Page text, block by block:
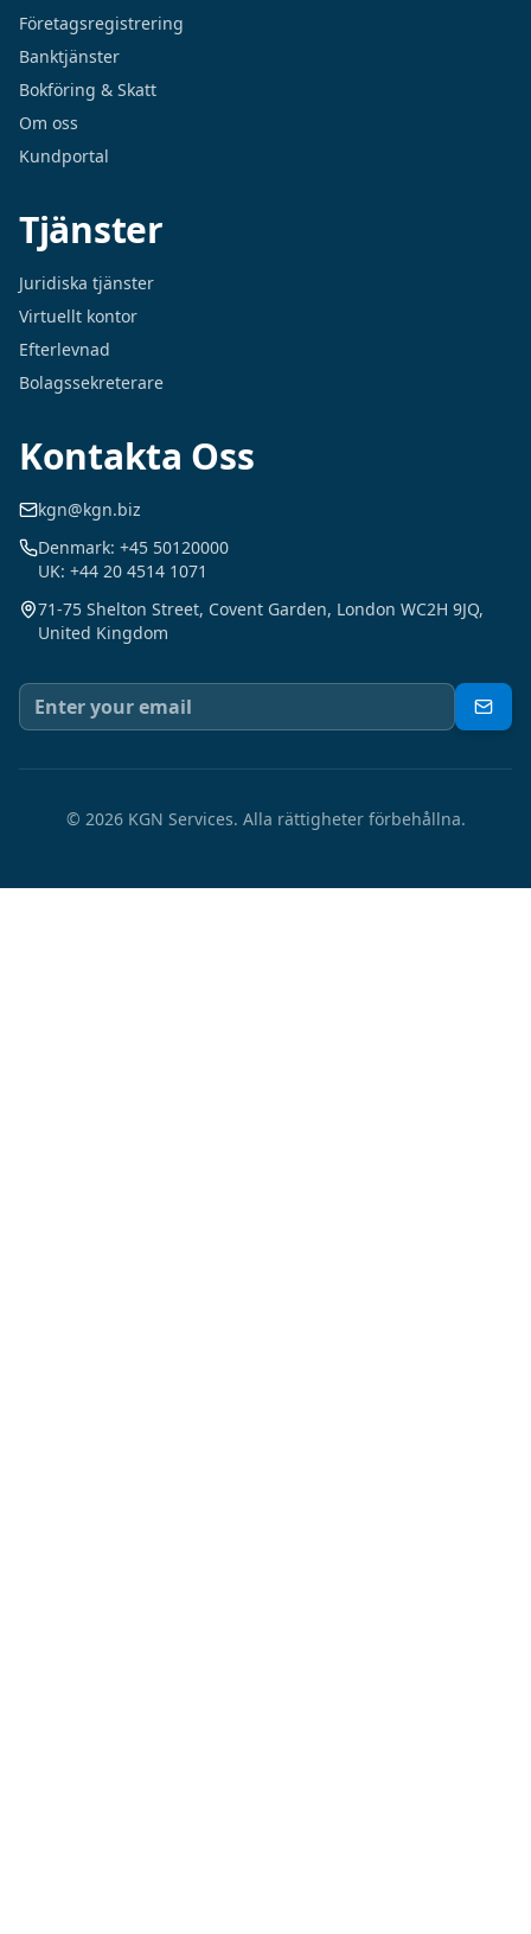
Företagsregistrering
Banktjänster
Bokföring & Skatt
Om oss
Kundportal
Tjänster
Juridiska tjänster
Virtuellt kontor
Efterlevnad
Bolagssekreterare
Kontakta Oss
kgn@kgn.biz
Denmark: +45 50120000
UK: +44 20 4514 1071
71-75 Shelton Street, Covent Garden, London WC2H 9JQ,
United Kingdom
© 2026KGN Services. Alla rättigheter förbehållna.